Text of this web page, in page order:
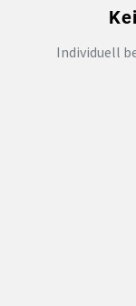
Individuell